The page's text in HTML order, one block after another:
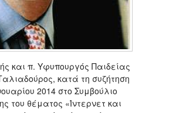
και π. Υφυπουργός Παιδείας
κατά τη συζήτηση
2014 στο Συμβούλιο
του θέματος «Ίντερνετ και